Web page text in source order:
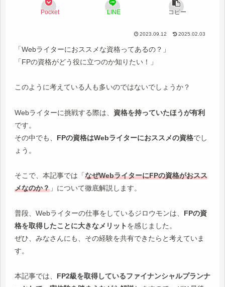
Pocket LINE コピー
2023.09.12 2025.02.03
「Webライターにおススメな資格ってあるの？」
「FPの資格がどう役に立つのか知りたい！」
このように考えている人も多いのではないでしょうか？
Webライターに挑戦する際は、 資格を持っていたほうが有利
です。
その中でも、 FPの資格はWebライターにおススメの資格でし
ょう。
そこで、本記事では「なぜWebライターにFPの資格がおスス
メなのか？ 」について徹底解説します。
普段、Webライターの仕事をしているジロウモンは、 FPの資
格を取得したことに大きなメリットを感じました。
ぜひ、みなさんにも、その経験を共有できたらと考えていま
す。
本記事では、 FP2級を取得しているファイナンシャルプランナ